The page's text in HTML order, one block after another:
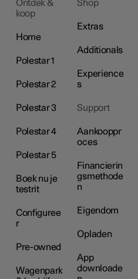
Ontdek &
koop
Home
Polestar 1
Polestar 2
Polestar 3
Polestar 4
Polestar 5
Boek nu je
testrit
Configuree
r
Pre-owned
Wagenpark
Shop
Extras
Additionals
Experience
s
Support
Aankooppr
oces
Financierin
gsmethode
n
Eigendom
Opladen
App
downloade